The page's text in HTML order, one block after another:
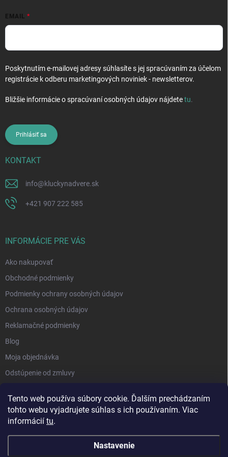
Tento web používa súbory cookie. Ďalším prechádzaním
tohto webu vyjadrujete súhlas s ich používaním. Viac
informácií tu.
Nastavenie
EMAIL
Poskytnutím e-mailovej adresy súhlasíte s jej spracúvaním za účelom
registrácie k odberu marketingových noviniek - newsletterov.
Bližšie informácie o spracúvaní osobných údajov nájdetetu.
Prihlásiť sa
KONTAKT
info@kluckynadvere.sk
+421 907 222 585
INFORMÁCIE PRE VÁS
Ako nakupovať
Obchodné podmienky
Podmienky ochrany osobných údajov
Ochrana osobných údajov
Reklamačné podmienky
Blog
Moja objednávka
Odstúpenie od zmluvy